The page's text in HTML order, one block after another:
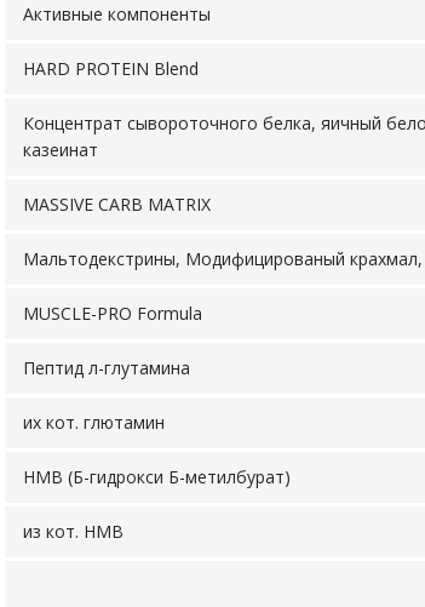
Активные компоненты
HARD PROTEIN Blend
Концентрат сывороточного белка, яичный
казеинат
MASSIVE CARB MATRIX
Мальтодекстрины, Модифицированый крахмал,
MUSCLE-PRO Formula
Пептид л-глутамина
их кот. глютамин
НМВ (Б-гидрокси Б-метилбурат)
из кот. HMB